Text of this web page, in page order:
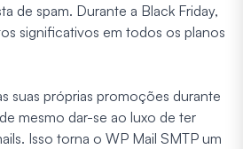
de spam. Durante a Black Friday,
significativos em todos os planos
suas próprias promoções durante
mesmo dar-se ao luxo de ter
Isso torna o WP Mail SMTP um